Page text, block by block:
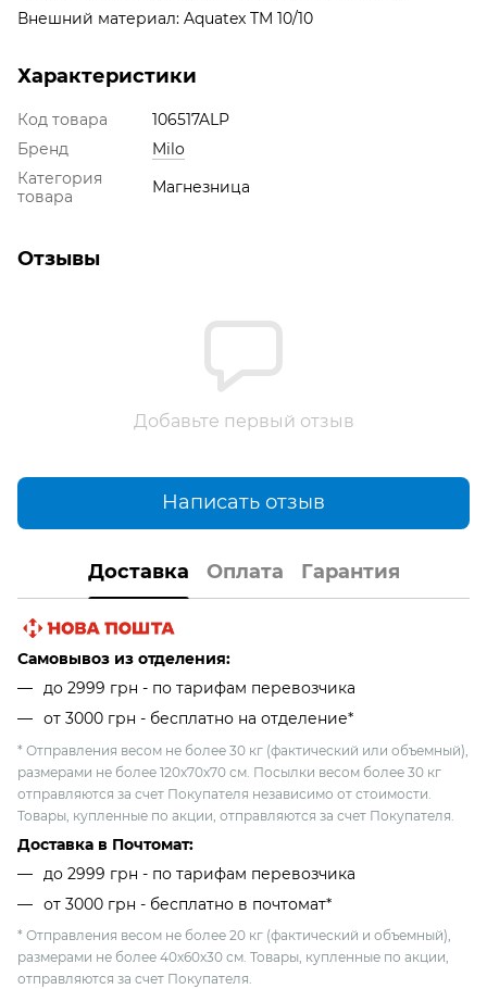
Внешний материал: Aquatex TM 10/10
Характеристики
Код товара
106517ALP
Бренд
Milo
Категория
товара
Магнезница
Отзывы
Добавьте первый отзыв
Написать отзыв
Доставка Оплата Гарантия
Самовывоз из отделения:
до 2999 грн - по тарифам перевозчика
от 3000 грн - бесплатно на отделение*
* Отправления весом не более 30 кг (фактический или объемный),
размерами не более 120х70х70 см. Посылки весом более 30 кг
отправляются за счет Покупателя независимо от стоимости.
Товары, купленные по акции, отправляются за счет Покупателя.
Доставка в Почтомат:
до 2999 грн - по тарифам перевозчика
от 3000 грн - бесплатно в почтомат*
* Отправления весом не более 20 кг (фактический и объемный),
размерами не более 40х60х30 см. Товары, купленные по акции,
отправляются за счет Покупателя.